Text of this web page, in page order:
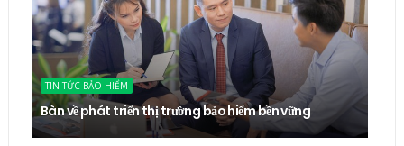
TIN TỨC BẢO HIỂM
Bàn về phát triển thị trường bảo hiểm bền vững